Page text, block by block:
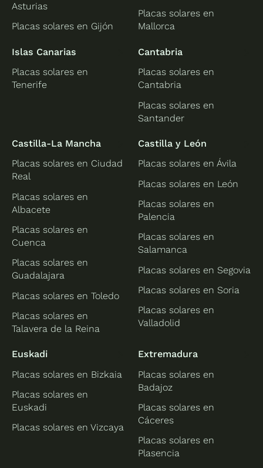
Asturias
Placas solares en Gijón
Placas solares en
Mallorca
Islas Canarias
Placas solares en
Tenerife
Cantabria
Placas solares en
Cantabria
Placas solares en
Santander
Castilla-La Mancha
Placas solares en Ciudad
Real
Placas solares en
Albacete
Placas solares en
Cuenca
Placas solares en
Guadalajara
Placas solares en Toledo
Placas solares en
Talavera de la Reina
Castilla y León
Placas solares en Ávila
Placas solares en León
Placas solares en
Palencia
Placas solares en
Salamanca
Placas solares en Segovia
Placas solares en Soria
Placas solares en
Valladolid
Euskadi
Placas solares en Bizkaia
Placas solares en
Euskadi
Placas solares en Vizcaya
Extremadura
Placas solares en
Badajoz
Placas solares en
Cáceres
Placas solares en
Plasencia